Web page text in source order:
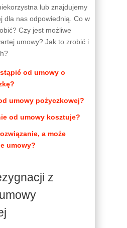
lub znajdujemy
dla nas odpowiednią. Co w
Czy jest możliwe
umowy? Jak to zrobić i
od umowy o
umowy pożyczkowej?
od umowy kosztuje?
a może
umowy?
z